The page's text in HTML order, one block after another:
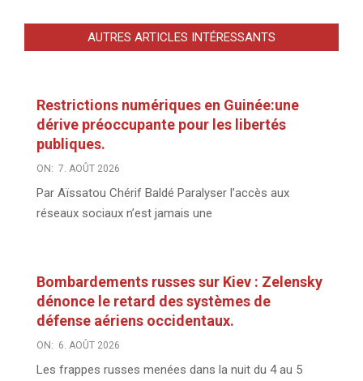
AUTRES ARTICLES INTÉRESSANTS
Restrictions numériques en Guinée:une
dérive préoccupante pour les libertés
publiques.
ON: 7. AOÛT 2026
Par Aïssatou Chérif Baldé Paralyser l’accès aux
réseaux sociaux n’est jamais une
Bombardements russes sur Kiev : Zelensky
dénonce le retard des systèmes de
défense aériens occidentaux.
ON: 6. AOÛT 2026
Les frappes russes menées dans la nuit du 4 au 5